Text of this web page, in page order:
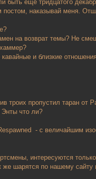
быть ещё тридцатого
наказывай меня.
на возврат темы? Не
и близкие
троих пропустил таран
Энты что ли?
- с величайшим
интересуются
шарятся по нашему сайту